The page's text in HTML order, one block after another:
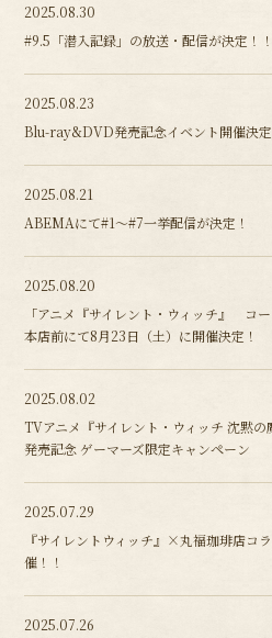
2025.08.30
#9.5「潜入記録」の放送・配信が決定！！
2025.08.23
Blu-ray&DVD発売記念イベント開催決定
2025.08.21
ABEMAにて#1～#7一挙配信が決定！
2025.08.20
「アニメ『サイレント・ウィッチ』 コ
本店前にて8月23日（土）に開催決定！
2025.08.02
TVアニメ『サイレント・ウィッチ 沈黙
発売記念 ゲーマーズ限定キャンペーン
2025.07.29
『サイレントウィッチ』×丸福珈琲店コ
催！！
2025.07.26